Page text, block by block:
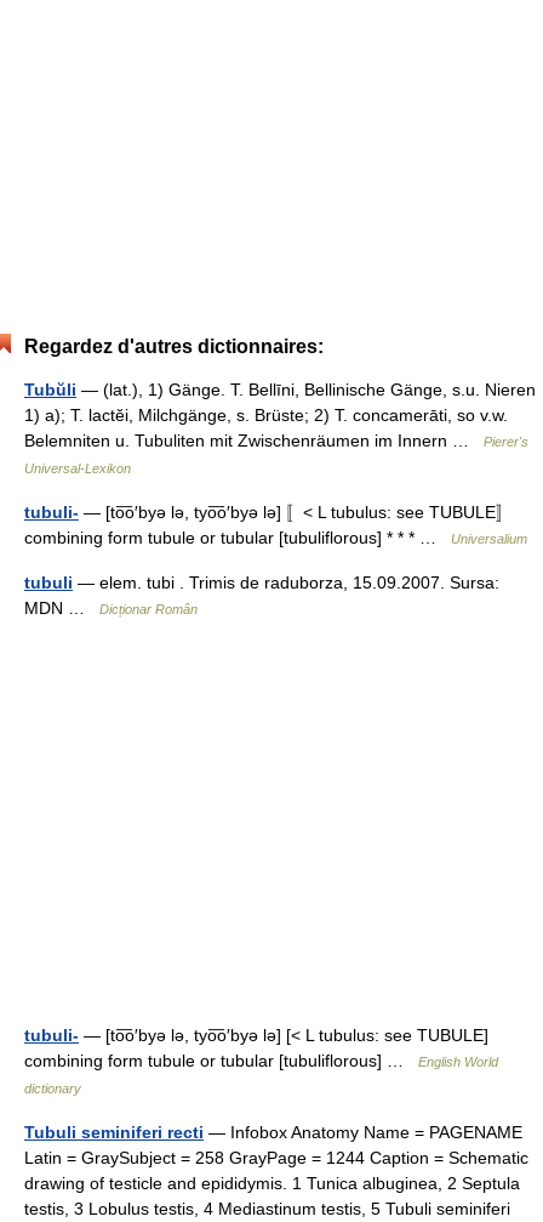
Regardez d'autres dictionnaires:
Tubŭli — (lat.), 1) Gänge. T. Bellīni, Bellinische Gänge, s.u. Nieren
1) a); T. lactĕi, Milchgänge, s. Brüste; 2) T. concamerāti, so v.w.
Belemniten u. Tubuliten mit Zwischenräumen im Innern …
Pierer's
Universal-Lexikon
tubuli- — [to͞o′byə lə, tyo͞o′byə lə] 〚< L tubulus: see TUBULE〛
combining form tubule or tubular [tubuliflorous] * * * …
Universalium
tubuli — elem. tubi . Trimis de raduborza, 15.09.2007. Sursa:
MDN …
Dicționar Român
tubuli- — [to͞o′byə lə, tyo͞o′byə lə] [< L tubulus: see TUBULE]
combining form tubule or tubular [tubuliflorous] …
English World
dictionary
Tubuli seminiferi recti — Infobox Anatomy Name = PAGENAME
Latin = GraySubject = 258 GrayPage = 1244 Caption = Schematic
drawing of testicle and epididymis. 1 Tunica albuginea, 2 Septula
testis, 3 Lobulus testis, 4 Mediastinum testis, 5 Tubuli seminiferi